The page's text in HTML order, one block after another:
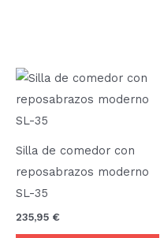
Silla de comedor con
reposabrazos moderno
SL-35
235,95 €